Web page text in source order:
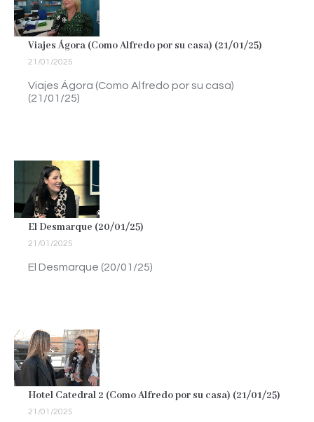
Viajes Ágora (Como Alfredo por su casa) (21/01/25)
21/01/2025
Viajes Ágora (Como Alfredo por su casa)
(21/01/25)
El Desmarque (20/01/25)
21/01/2025
El Desmarque (20/01/25)
Hotel Catedral 2 (Como Alfredo por su casa) (21/01/25)
21/01/2025